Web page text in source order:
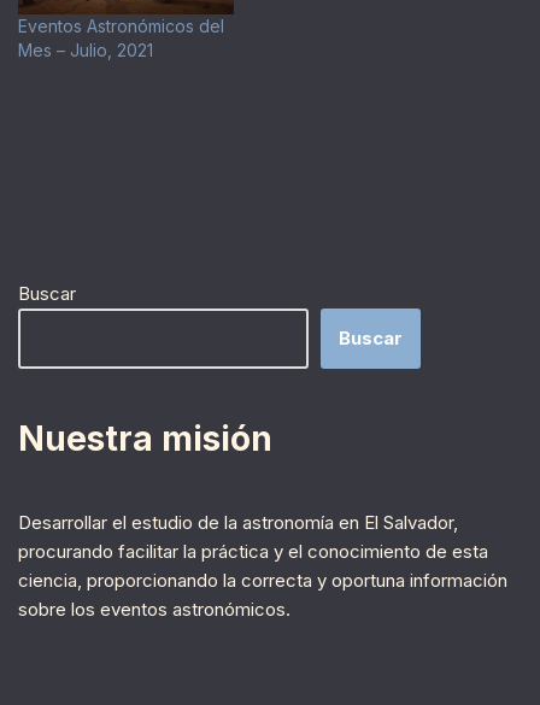
Eventos Astronómicos del
Mes – Julio, 2021
Buscar
Buscar
Nuestra misión
Desarrollar el estudio de la astronomía en El Salvador,
procurando facilitar la práctica y el conocimiento de esta
ciencia, proporcionando la correcta y oportuna información
sobre los eventos astronómicos.